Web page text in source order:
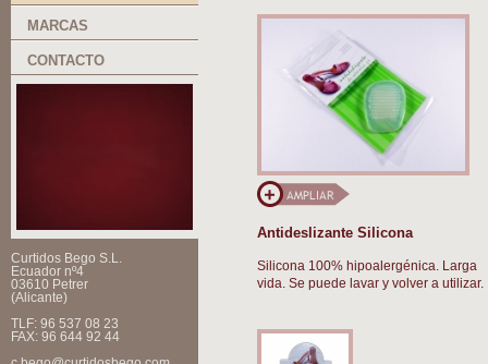
MARCAS
CONTACTO
Curtidos Bego S.L.
Ecuador nº4
03610 Petrer
(Alicante)
TLF: 96 537 08 23
FAX: 96 644 92 44
Antideslizante Silicona
Silicona 100% hipoalergénica. Larga
vida. Se puede lavar y volver a utilizar.